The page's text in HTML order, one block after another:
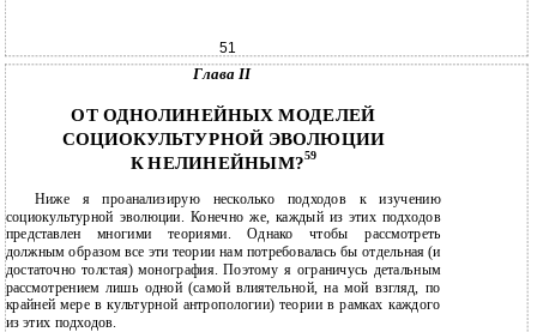
51
Глава II
ОТ ОДНОЛИНЕЙНЫХ МОДЕЛЕЙ
СОЦИОКУЛЬТУРНОЙ ЭВОЛЮЦИИ
К НЕЛИНЕЙНЫМ?59
Ниже я проанализирую несколько подходов к изучению
социокультурной эволюции. Конечно же, каждый из этих подходов
представлен многими теориями. Однако чтобы рассмотреть
должным образом все эти теории нам потребовалась бы отдельная (и
достаточно толстая) монография. Поэтому я ограничусь детальным
рассмотрением лишь одной (самой влиятельной, на мой взгляд, по
крайней мере в культурной антропологии) теории в рамках каждого
из этих подходов.